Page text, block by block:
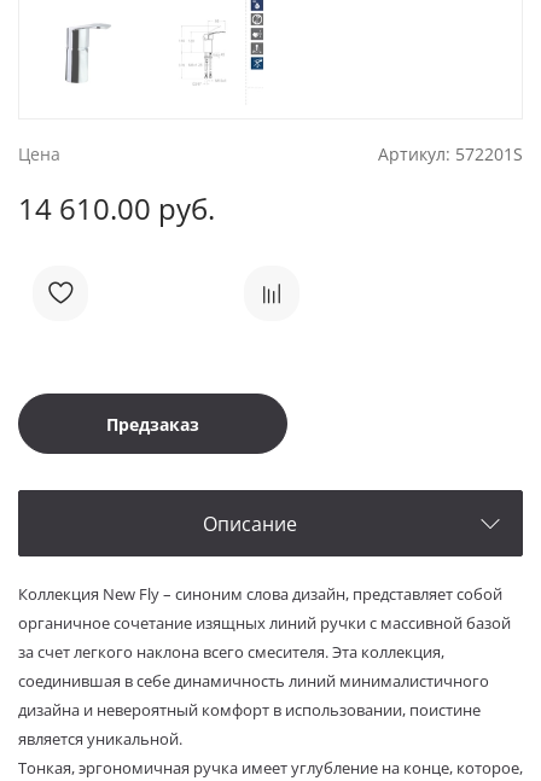
Цена Артикул: 572201S
14 610.00 руб.
Предзаказ
Описание
Коллекция New Fly – синоним слова дизайн, представляет собой
органичное сочетание изящных линий ручки с массивной базой
за счет легкого наклона всего смесителя. Эта коллекция,
соединившая в себе динамичность линий минималистичного
дизайна и невероятный комфорт в использовании, поистине
является уникальной.
Тонкая, эргономичная ручка имеет углубление на конце, которое,